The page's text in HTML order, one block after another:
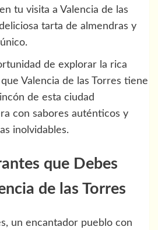
tu visita a Valencia de las
tarta de almendras y
de explorar la rica
Valencia de las Torres tiene
de esta ciudad
con sabores auténticos y
inolvidables.
que Debes
de las Torres
un encantador pueblo con